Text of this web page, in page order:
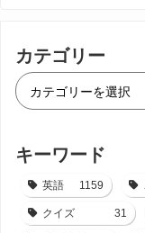
カテゴリー
キーワード
英語 1159
クイズ 31